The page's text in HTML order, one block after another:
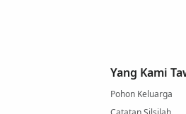
Yang Kami
Pohon Keluarga